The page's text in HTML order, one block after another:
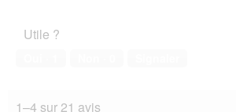
de
Utile ?
1–4 sur 21 avis